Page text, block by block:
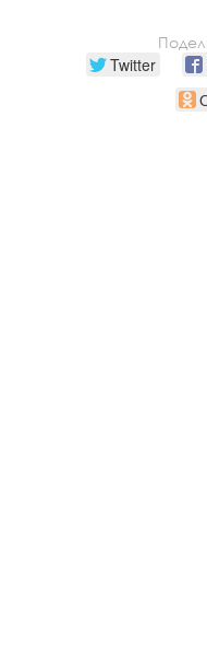
Twitter